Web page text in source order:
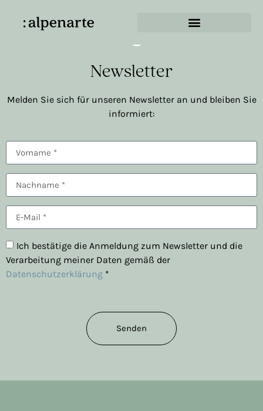
Ausstellung
Newsletter
Melden Sie sich für unseren Newsletter an und bleiben Sie
informiert:
Ich bestätige die Anmeldung zum Newsletter und die
Verarbeitung meiner Daten gemäß der
Datenschutzerklärung *
Senden